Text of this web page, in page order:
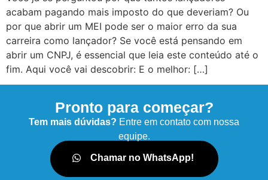
acabam pagando mais imposto do que deveriam? Ou
por que abrir um MEI pode ser o maior erro da sua
carreira como lançador? Se você está pensando em
abrir um CNPJ, é essencial que leia este conteúdo até o
fim. Aqui você vai descobrir: E o melhor: […]
Pronto para começar?
Tem mais dúvidas? Entre em contato com nossa
equipe.
Chamar no WhatsApp!